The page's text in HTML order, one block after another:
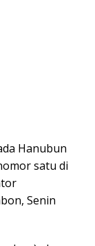
Hanubun
satu di
Senin